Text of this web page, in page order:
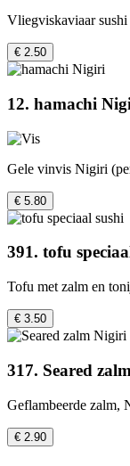
Vliegviskaviaar
€ 2.50
12. hamachi
Gele vinvis Nigiri
€ 5.80
391. tofu
Tofu met zalm en
€ 3.50
317. Seared
Geflambeerde zalm,
€ 2.90